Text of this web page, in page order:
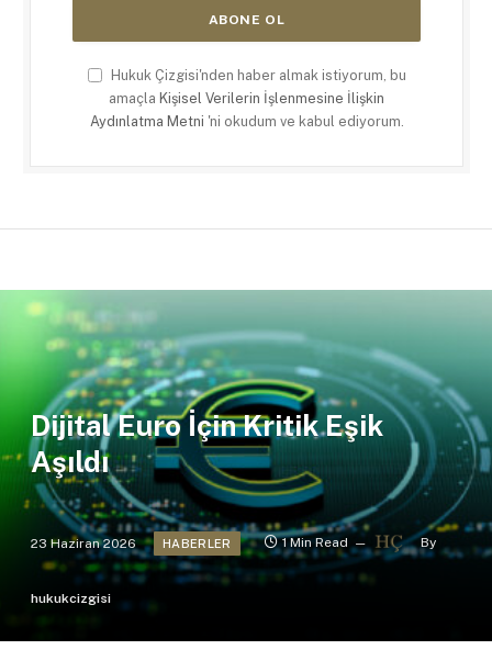
Hukuk Çizgisi'nden haber almak istiyorum, bu
amaçla Kişisel Verilerin İşlenmesine İlişkin
Aydınlatma Metni 'ni okudum ve kabul ediyorum.
Dijital Euro İçin Kritik Eşik
Aşıldı
23 Haziran 2026 HABERLER 1 Min Read By
hukukcizgisi